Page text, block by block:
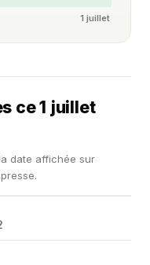
1 juillet
ce 1 juillet
date affichée sur